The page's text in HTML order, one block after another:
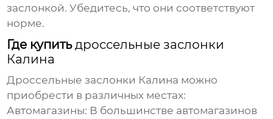
заслонкой. Убедитесь, что они соответствуют
норме.
Где купитьдроссельные заслонки
Калина
Дроссельные заслонки Калина можно
приобрести в различных местах:
Автомагазины: В большинстве автомагазинов